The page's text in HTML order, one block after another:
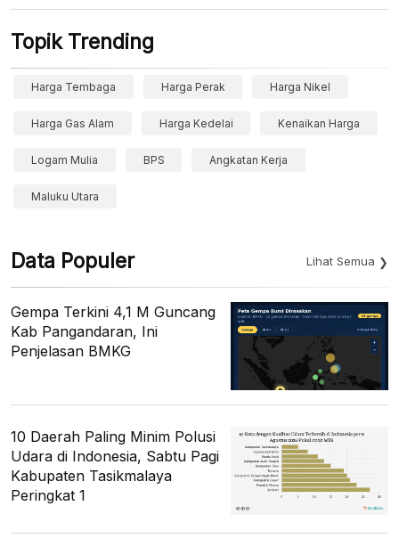
Topik Trending
Harga Tembaga Harga Perak Harga Nikel
Harga Gas Alam Harga Kedelai Kenaikan Harga
Logam Mulia BPS Angkatan Kerja
Maluku Utara
Data Populer Lihat Semua
Gempa Terkini 4,1 M Guncang
Kab Pangandaran, Ini
Penjelasan BMKG
10 Daerah Paling Minim Polusi
Udara di Indonesia, Sabtu Pagi
Kabupaten Tasikmalaya
Peringkat 1